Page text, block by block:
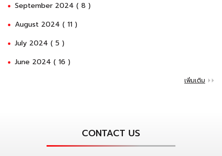
September 2024 ( 8 )
August 2024 ( 11 )
July 2024 ( 5 )
June 2024 ( 16 )
เพิ่มเติม
CONTACT US